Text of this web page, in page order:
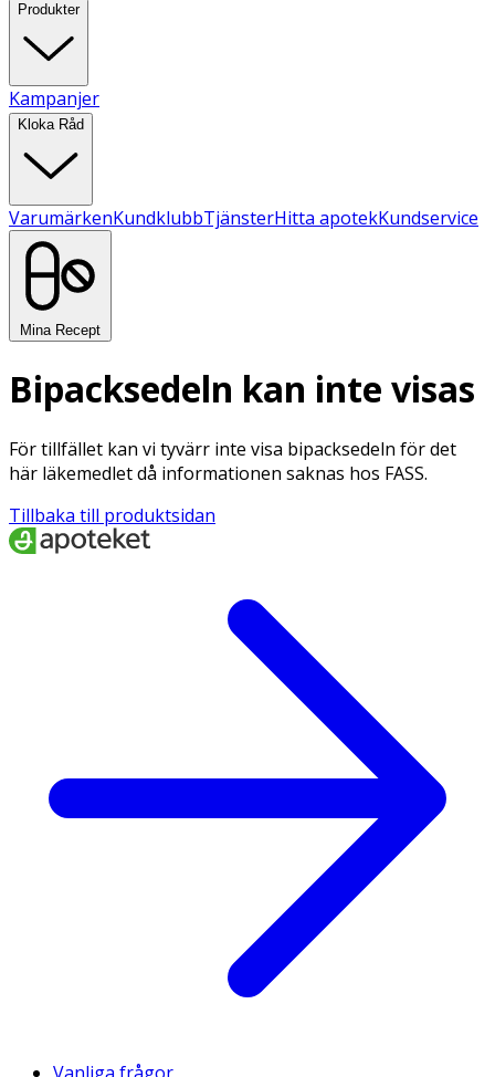
Produkter
Kampanjer
Kloka Råd
VarumärkenKundklubbTjänsterHitta apotekKundservice
Mina Recept
Bipacksedeln kan inte visas
För tillfället kan vi tyvärr inte visa bipacksedeln för det
här läkemedlet då informationen saknas hos FASS.
Tillbaka till produktsidan